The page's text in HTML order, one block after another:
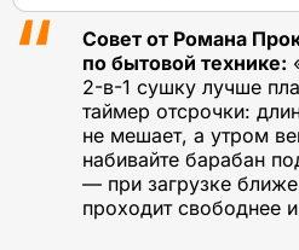
Совет от Романа
по бытовой технике:
2-в-1 сушку лучше
таймер отсрочки:
не мешает, а утром
набивайте барабан
— при загрузке
проходит свободнее